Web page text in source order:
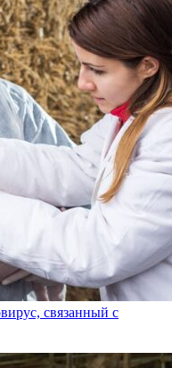
связанный с